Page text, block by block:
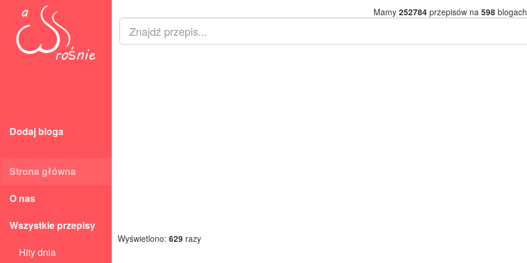
Dodaj bloga
Strona główna
O nas
Wszystkie przepisy
Hity dnia
Mamy 252784przepisów na 598
Wyświetlono: 629 razy